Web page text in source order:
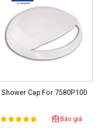
Shower Cap For 7580P100
Rating:
100% Báo giá